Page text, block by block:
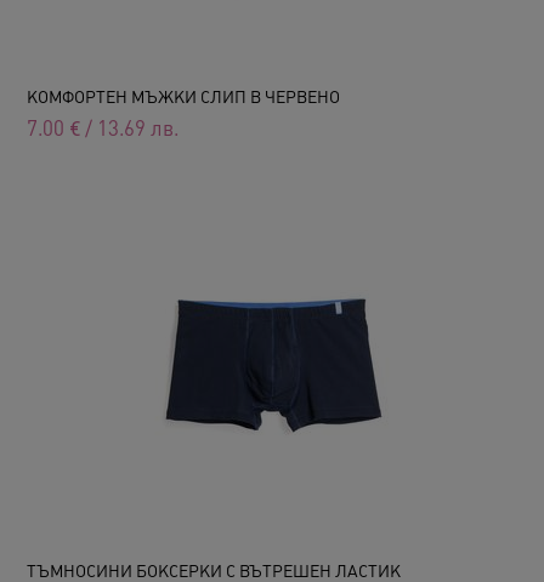
КОМФОРТЕН МЪЖКИ СЛИП В ЧЕРВЕНО
7.00 € / 13.69 лв.
ТЪМНОСИНИ БОКСЕРКИ С ВЪТРЕШЕН ЛАСТИК